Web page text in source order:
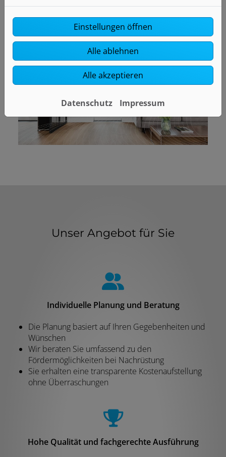
Unser Angebot für Sie
Individuelle Planung und Beratung
Die Planung basiert auf Ihren Gegebenheiten und
Wünschen
Wir beraten Sie umfassend zu den
Fördermöglichkeiten bei Nachrüstung
Sie erhalten eine transparente Kostenaufstellung
ohne Überraschungen
Hohe Qualität und fachgerechte Ausführung
Einstellungen öffnen
Alle ablehnen
Alle akzeptieren
Datenschutz Impressum